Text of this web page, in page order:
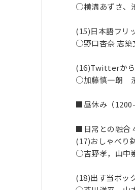
○横溝あずさ、
(15)日本語フリ
○野口杏奈 志築
(16)Twitterから
○加藤慎一朗
■昼休み（1200-
■日常との融合
(17)おしゃべり
○吉野孝，山中
(18)出す当ボッ